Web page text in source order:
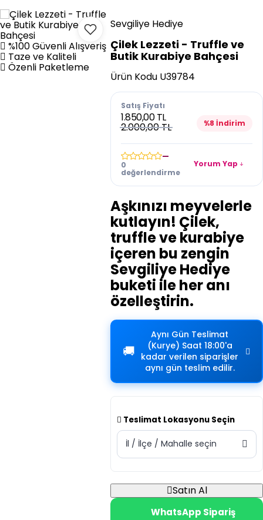
%100 Güvenli Alışveriş
Taze ve Kaliteli
Özenli Paketleme
Sevgiliye Hediye
Çilek Lezzeti - Truffle ve
Butik Kurabiye Bahçesi
Ürün Kodu U39784
Satış Fiyatı
1.850,00 TL
2.000,00 TL %8 İndirim
—
0
değerlendirme
Yorum Yap
Aşkınızı meyvelerle
kutlayın! Çilek,
truffle ve kurabiye
içeren bu zengin
Sevgiliye Hediye
buketi ile her anı
özelleştirin.
🚚
Aynı Gün Teslimat
(Kurye) Saat 18:00'a
kadar verilen siparişler
aynı gün teslim edilir.
Teslimat Lokasyonu Seçin
İl / İlçe / Mahalle seçin
Satın Al
WhatsApp Sipariş